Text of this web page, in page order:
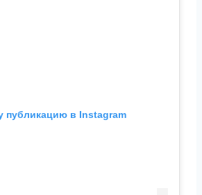
публикацию в Instagram